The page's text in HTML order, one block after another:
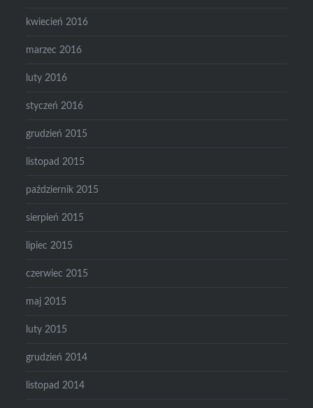
kwiecień 2016
marzec 2016
luty 2016
styczeń 2016
grudzień 2015
listopad 2015
październik 2015
sierpień 2015
lipiec 2015
czerwiec 2015
maj 2015
luty 2015
grudzień 2014
listopad 2014